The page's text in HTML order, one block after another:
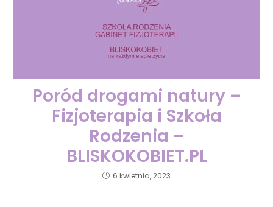
Poród drogami natury –
Fizjoterapia i Szkoła
Rodzenia –
BLISKOKOBIET.PL
6 kwietnia, 2023